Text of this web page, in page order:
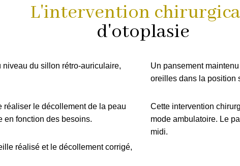
L'intervention
d'otoplasie
du sillon rétro-auriculaire,
réaliser le décollement de la peau
en fonction des besoins.
réalisé et le décollement corrigé,
Un pansement
oreilles dans la position
Cette intervention
mode ambulatoire. Le
midi.